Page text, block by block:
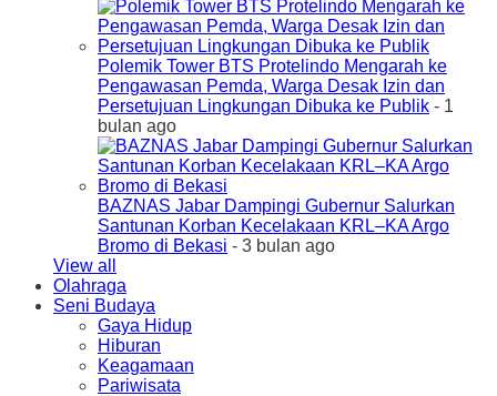
Polemik Tower BTS Protelindo Mengarah ke
Pengawasan Pemda, Warga Desak Izin dan
Persetujuan Lingkungan Dibuka ke Publik - 1
bulan ago
BAZNAS Jabar Dampingi Gubernur Salurkan
Santunan Korban Kecelakaan KRL–KA Argo
Bromo di Bekasi - 3 bulan ago
View all
Olahraga
Seni Budaya
Gaya Hidup
Hiburan
Keagamaan
Pariwisata